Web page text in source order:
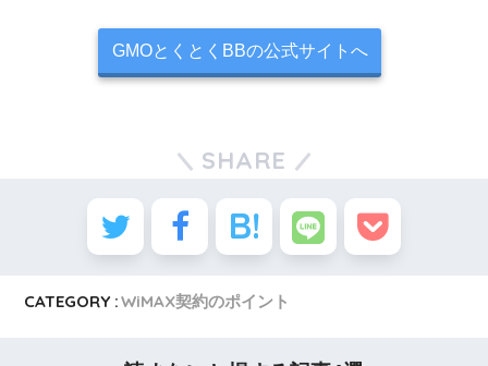
GMOとくとくBBの公式サイトへ
SHARE
CATEGORY :WiMAX契約のポイント